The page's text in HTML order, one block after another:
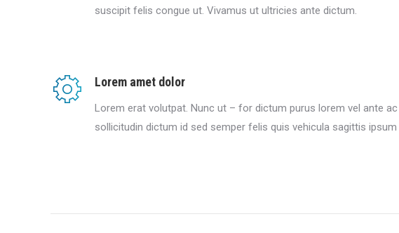
suscipit felis congue ut. Vivamus ut ultricies ante dictum.
Lorem amet dolor
Lorem erat volutpat. Nunc ut – for dictum purus lorem vel ante
sollicitudin dictum id sed semper felis quis vehicula sagittis ipsum